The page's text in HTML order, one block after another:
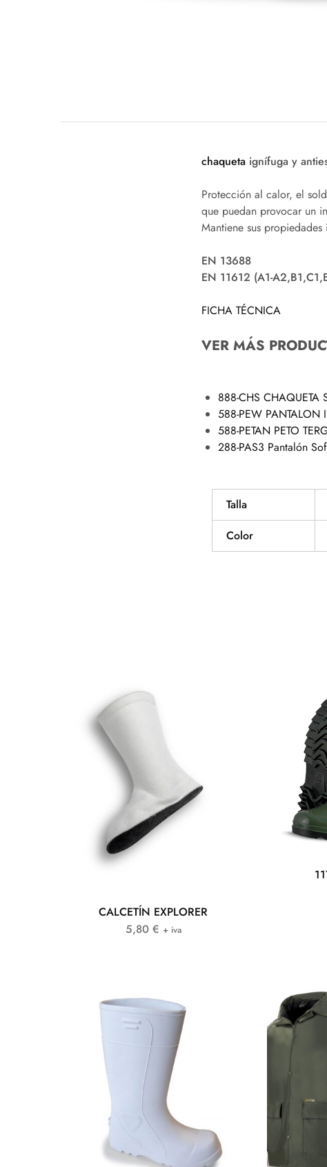
chaqueta ignífuga y
Protección al calor, el
que puedan provocar un
Mantiene sus
EN 13688
EN 11612 (A1-
FICHA TÉCNICA
VER MÁS
888-CHS CHAQUETA
588-PEW
588-PETAN PETO
288-PAS3 Pantalón
Talla
Color
CALCETÍN EXPLORER
5,80 € + iva